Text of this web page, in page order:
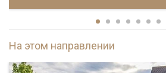
На этом направлении